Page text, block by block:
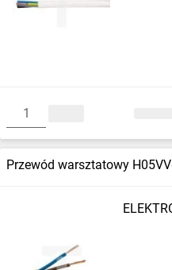
Przewód warsztatowy